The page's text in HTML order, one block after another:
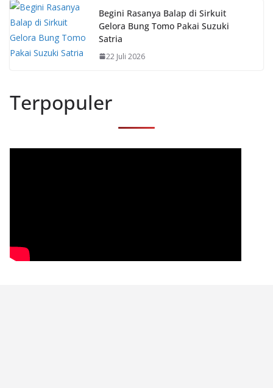
Begini Rasanya Balap di Sirkuit
Gelora Bung Tomo Pakai Suzuki
Satria
22 Juli 2026
Terpopuler